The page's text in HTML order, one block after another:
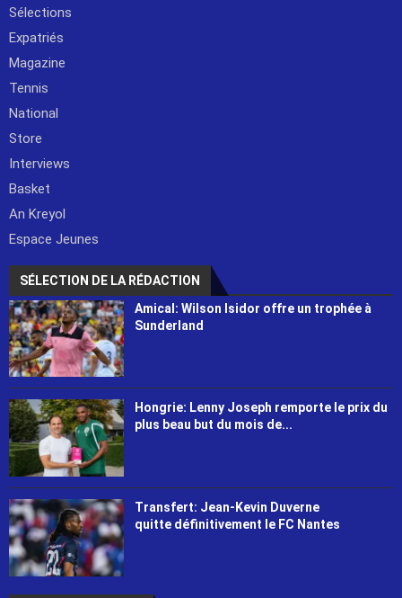
Sélections
Expatriés
Magazine
Tennis
National
Store
Interviews
Basket
An Kreyol
Espace Jeunes
SÉLECTION DE LA RÉDACTION
Amical: Wilson Isidor offre un trophée à
Sunderland
Hongrie: Lenny Joseph remporte le prix du
plus beau but du mois de...
Transfert: Jean-Kevin Duverne
quitte définitivement le FC Nantes